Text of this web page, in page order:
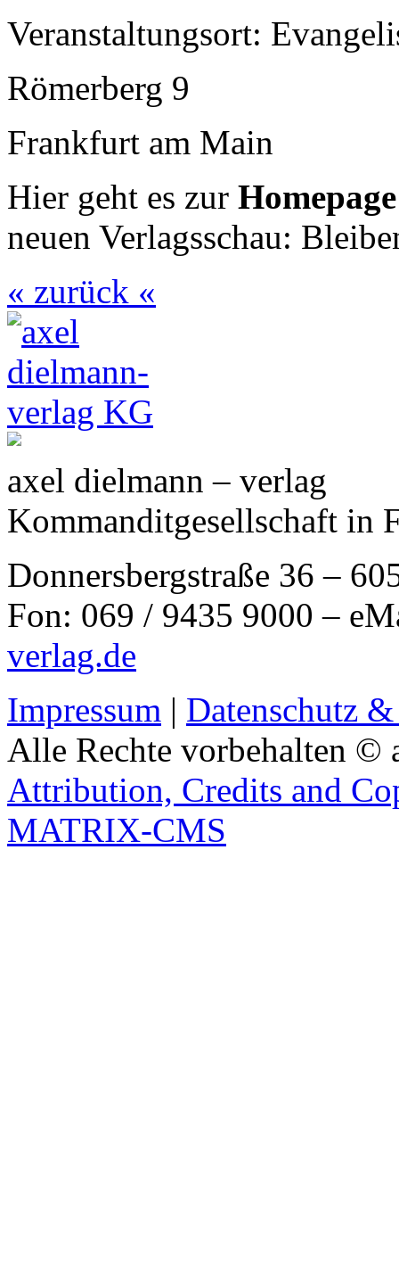
Veranstaltungsort:
Römerberg 9
Frankfurt am Main
Hier geht es zur
neuen Verlagsschau:
« zurück «
axel dielmann – verlag
Kommanditgesellschaft in
Donnersbergstraße 36 –
Fon: 069 / 9435 9000 –
verlag.de
Impressum | Datenschutz
Alle Rechte vorbehalten ©
Attribution, Credits and
MATRIX-CMS